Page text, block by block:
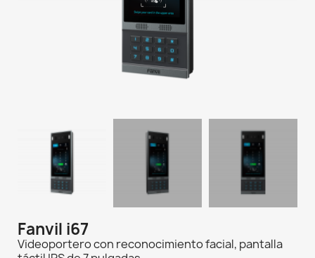
Fanvil i67
Videoportero con reconocimiento facial, pantalla